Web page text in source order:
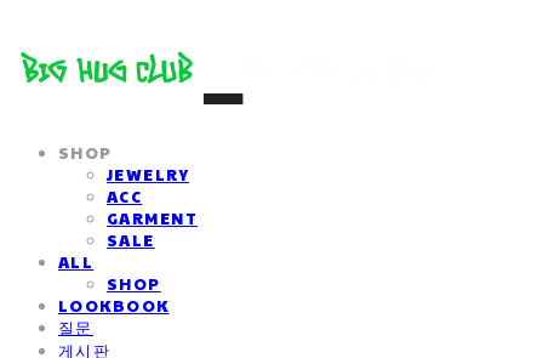
SHOP
JEWELRY
ACC
GARMENT
SALE
ALL
SHOP
LOOKBOOK
질문
게시판